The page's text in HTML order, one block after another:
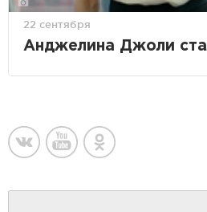
22 сентября
Анджелина Джоли